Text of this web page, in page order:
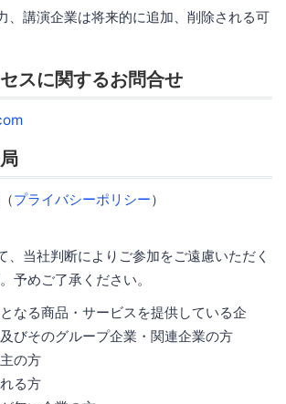
、講演企業は将来的に追加、削除される可
スに関するお問合せ
プライバシーポリシー）
、当社判断によりご参加をご遠慮いただく
予めご了承ください。
なる商品・サービスを提供している企
びそのグループ企業・関連企業の方
の方
る方